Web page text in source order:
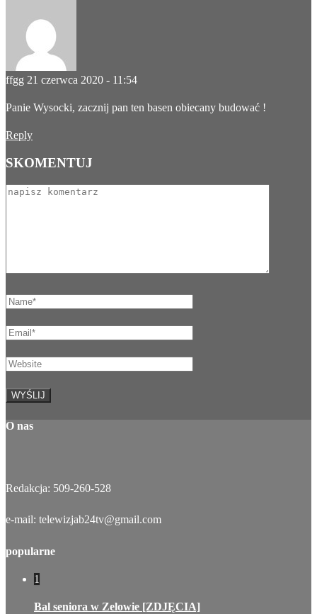
ffgg 21 czerwca 2020 - 11:54
Panie Wysocki, zacznij pan ten basen obiecany budować !
Reply
SKOMENTUJ
O nas
Redakcja: 509-260-528
e-mail: telewizjab24tv@gmail.com
popularne
1
Bal seniora w Zelowie [ZDJĘCIA]